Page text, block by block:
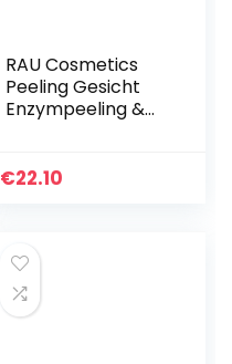
RAU Cosmetics
Peeling Gesicht
Enzympeeling &
– Gesichtspeeling
€22.10